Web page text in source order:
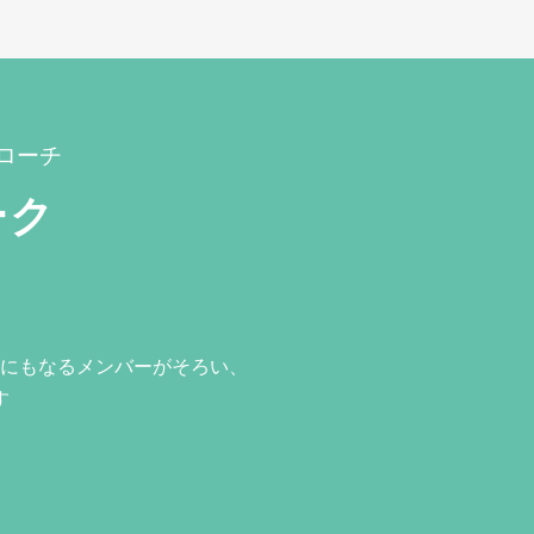
ーチ
もなるメンバーがそろい、